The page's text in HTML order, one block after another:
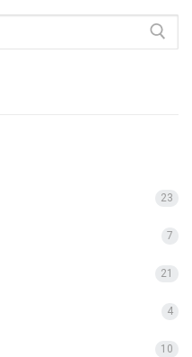
23
7
21
4
10